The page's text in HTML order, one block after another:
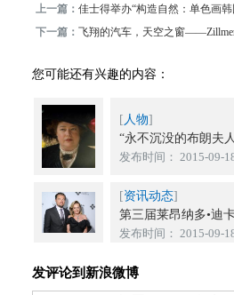
上一篇：佳士得举办“构造自然：单色画
下一篇：飞翔的汽车，天空之窗
您可能还有兴趣的内容：
[ 人物]
“永不沉没的布朗夫
发布时间： 2015-09-
[资讯动态]
第三届莱昂纳多•迪
发布时间： 2015-09-
发评论到新浪微博